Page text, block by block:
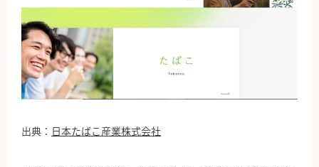
出典： 日本たばこ産業株式会社